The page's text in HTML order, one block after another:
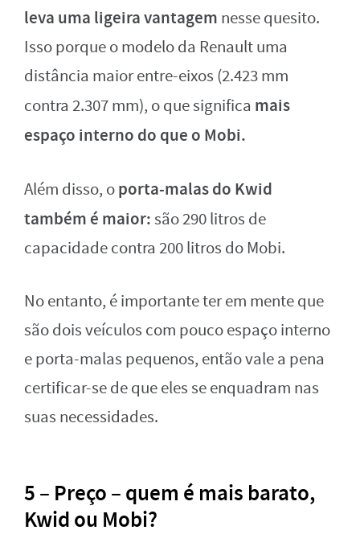
leva uma ligeira vantagem nesse quesito.
Isso porque o modelo da Renault uma
distância maior entre-eixos (2.423 mm
contra 2.307 mm), o que significa mais
espaço interno do que o Mobi.
Além disso, oporta-malas do Kwid
também é maior:são 290 litros de
capacidade contra 200 litros do Mobi.
No entanto, é importante ter em mente que
são dois veículos com pouco espaço interno
e porta-malas pequenos, então vale a pena
certificar-se de que eles se enquadram nas
suas necessidades.
5 – Preço – quem é mais barato,
Kwid ou Mobi?